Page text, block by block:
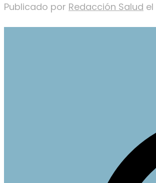
Publicado por Redacción Salud el